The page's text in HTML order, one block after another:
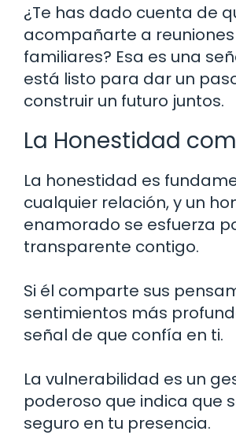
¿Te has dado cuenta de
acompañarte a
familiares? Esa es una
está listo para dar un
construir un futuro juntos.
La Honestidad
La honestidad es
cualquier relación, y un
enamorado se esfuerza
transparente contigo.
Si él comparte sus
sentimientos más
señal de que confía en ti.
La vulnerabilidad es un
poderoso que indica que
seguro en tu presencia.